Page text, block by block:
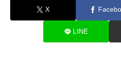
X
LINE